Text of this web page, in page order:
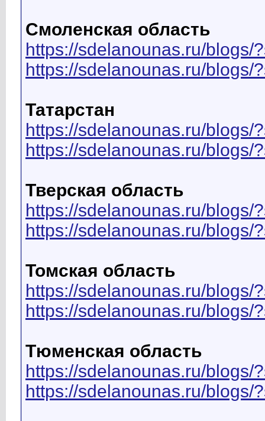
Смоленская область
https://sdelanounas.ru/blogs/
https://sdelanounas.ru/blogs/
Татарстан
https://sdelanounas.ru/blogs/
https://sdelanounas.ru/blogs/
Тверская область
https://sdelanounas.ru/blogs/
https://sdelanounas.ru/blogs/
Томская область
https://sdelanounas.ru/blogs/
https://sdelanounas.ru/blogs/
Тюменская область
https://sdelanounas.ru/blogs/
https://sdelanounas.ru/blogs/